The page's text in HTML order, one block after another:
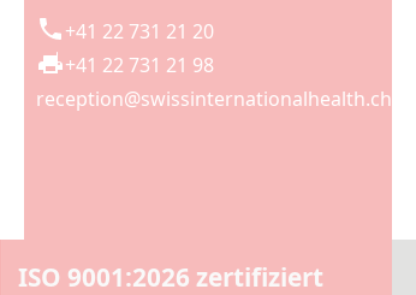
+41 22 731 21 20
+41 22 731 21 98
reception@swissinternationalhealth.ch
ISO 9001:2026 zertifiziert